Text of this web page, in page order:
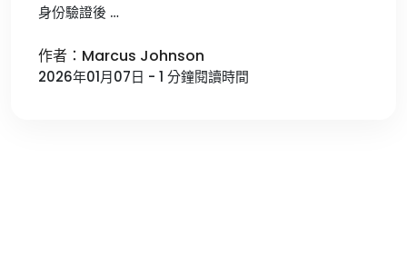
身份驗證後 …
作者：Marcus Johnson
2026年01月07日 - 1 分鐘閱讀時間